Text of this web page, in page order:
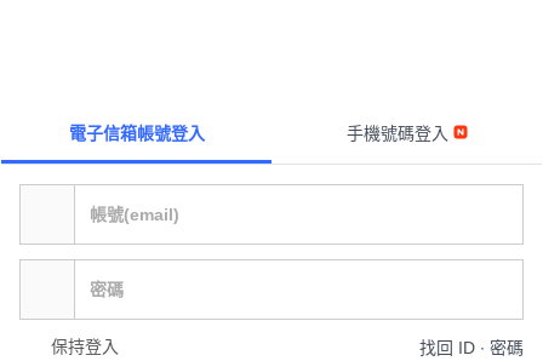
電子信箱帳號登入 手機號碼登入
保持登入 找回 ID ∙ 密碼